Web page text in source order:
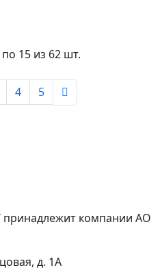
15 из 62 шт.
4 5
принадлежит компании АО
д. 1А